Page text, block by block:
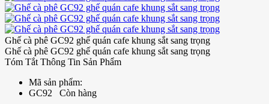
Ghế cà phê GC92 ghế quán cafe khung sắt sang trọng
Ghế cà phê GC92 ghế quán cafe khung sắt sang trọng
Tóm Tắt Thông Tin Sản Phẩm
Mã sản phẩm:
GC92 Còn hàng